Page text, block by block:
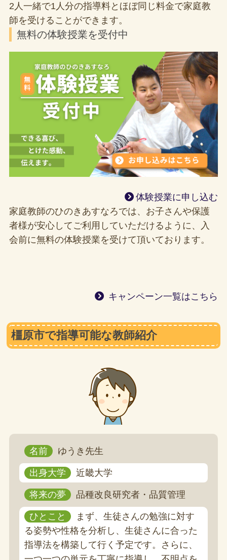
2人一緒で1人分の指導料とほぼ同じ料金で家庭教
師を受けることができます。
無料の体験授業を受付中
体験授業に申し込む
家庭教師のひのきあすなろでは、お子さんや保護
者様が安心してご利用していただけるように、入
会前に無料の体験授業を受けて頂いております。
キャンペーン一覧はこちら
橿原市で指導可能な教師紹介
名前 ゆうき先生
出身大学 近畿大学
将来の夢 品種改良研究者・品質管理
ひとこと
まず、生徒さんの勉強に対す
る姿勢や性格を分析し、生徒さんに合った
指導法を構築して行く予定です。さらに、